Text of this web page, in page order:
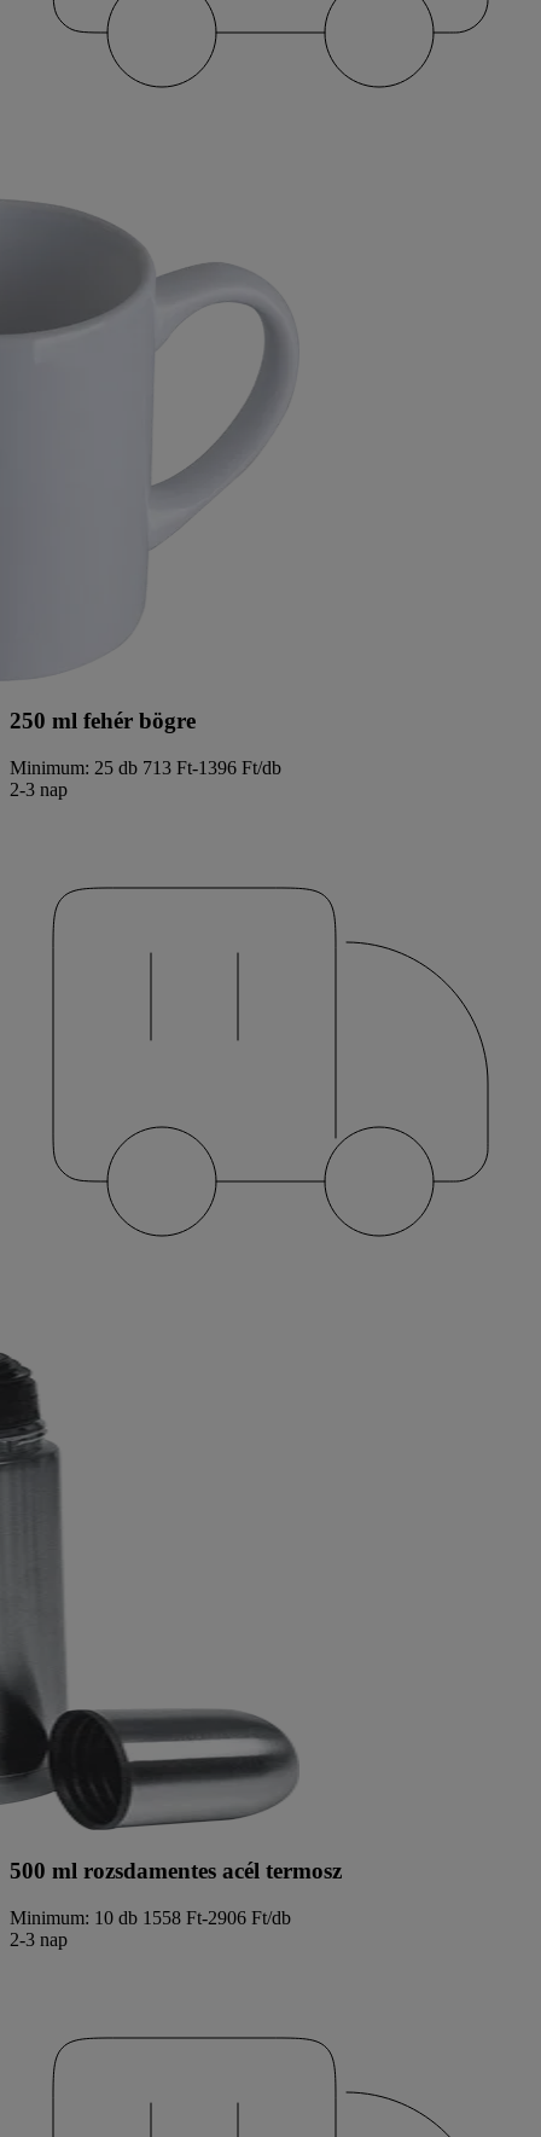
250 ml fehér bögre
Minimum: 25 db 713 Ft-1396 Ft/db
2-3 nap
500 ml rozsdamentes acél termosz
Minimum: 10 db 1558 Ft-2906 Ft/db
2-3 nap